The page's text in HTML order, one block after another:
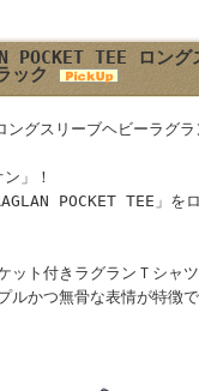
POCKET TEE ロング
ック
グスリーブヘビーラグラ
」！
POCKET TEE」を
ト付きラグランＴシャツ
かつ無骨な表情が特徴で